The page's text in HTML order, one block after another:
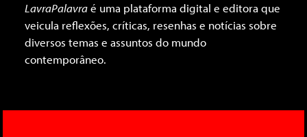
LavraPalavraé uma plataforma digital e editora que
veicula reflexões, críticas, resenhas e notícias sobre
diversos temas e assuntos do mundo
contemporâneo.